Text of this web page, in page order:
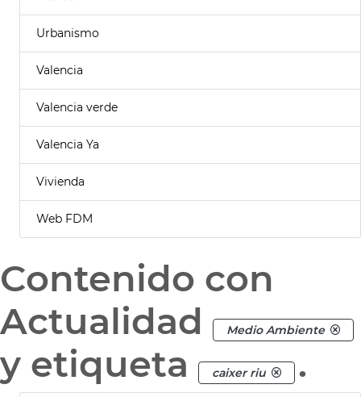
Urbanismo
Valencia
Valencia verde
Valencia Ya
Vivienda
Web FDM
Contenido con
Actualidad
Medio Ambiente
y etiqueta caixer riu .